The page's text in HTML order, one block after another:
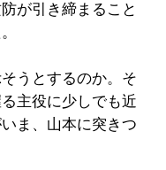
が引き締まること
うとするのか。そ
主役に少しでも近
ま、山本に突きつ